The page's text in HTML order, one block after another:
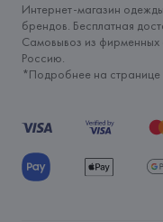
Интернет-магазин
брендов. Бесплатная
Самовывоз из фирменных
Россию.
*Подробнее на странице